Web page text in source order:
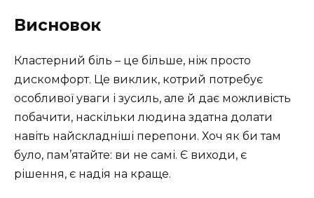
Висновок
Кластерний біль – це більше, ніж просто
дискомфорт. Це виклик, котрий потребує
особливої уваги і зусиль, але й дає можливість
побачити, наскільки людина здатна долати
навіть найскладніші перепони. Хоч як би там
було, пам’ятайте: ви не самі. Є виходи, є
рішення, є надія на краще.